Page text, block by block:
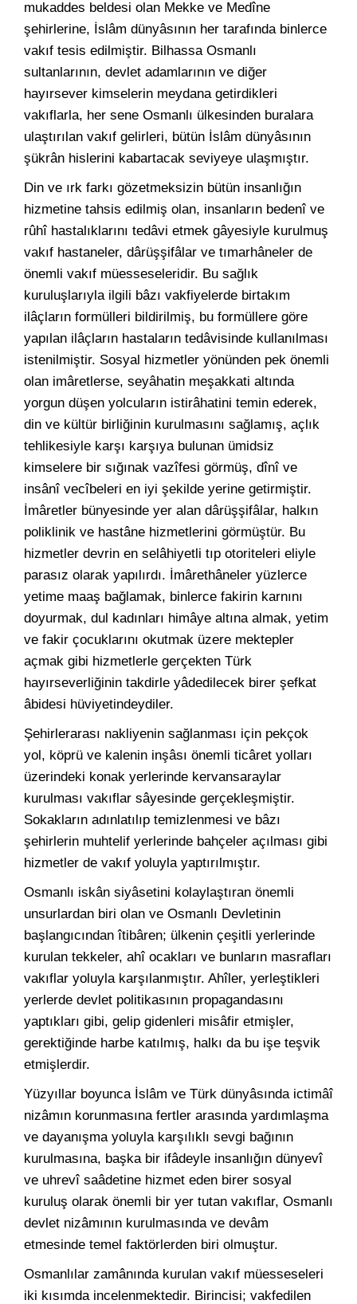
mukaddes beldesi olan Mekke ve Medîne
şehirlerine, İslâm dünyâsının her tarafında binlerce
vakıf tesis edilmiştir. Bilhassa Osmanlı
sultanlarının, devlet adamlarının ve diğer
hayırsever kimselerin meydana getirdikleri
vakıflarla, her sene Osmanlı ülkesinden buralara
ulaştırılan vakıf gelirleri, bütün İslâm dünyâsının
şükrân hislerini kabartacak seviyeye ulaşmıştır.
Din ve ırk farkı gözetmeksizin bütün insanlığın
hizmetine tahsis edilmiş olan, insanların bedenî ve
rûhî hastalıklarını tedâvi etmek gâyesiyle kurulmuş
vakıf hastaneler, dârüşşifâlar ve tımarhâneler de
önemli vakıf müesseseleridir. Bu sağlık
kuruluşlarıyla ilgili bâzı vakfiyelerde birtakım
ilâçların formülleri bildirilmiş, bu formüllere göre
yapılan ilâçların hastaların tedâvisinde kullanılması
istenilmiştir. Sosyal hizmetler yönünden pek önemli
olan imâretlerse, seyâhatin meşakkati altında
yorgun düşen yolcuların istirâhatini temin ederek,
din ve kültür birliğinin kurulmasını sağlamış, açlık
tehlikesiyle karşı karşıya bulunan ümidsiz
kimselere bir sığınak vazîfesi görmüş, dînî ve
insânî vecîbeleri en iyi şekilde yerine getirmiştir.
İmâretler bünyesinde yer alan dârüşşifâlar, halkın
poliklinik ve hastâne hizmetlerini görmüştür. Bu
hizmetler devrin en selâhiyetli tıp otoriteleri eliyle
parasız olarak yapılırdı. İmârethâneler yüzlerce
yetime maaş bağlamak, binlerce fakirin karnını
doyurmak, dul kadınları himâye altına almak, yetim
ve fakir çocuklarını okutmak üzere mektepler
açmak gibi hizmetlerle gerçekten Türk
hayırseverliğinin takdirle yâdedilecek birer şefkat
âbidesi hüviyetindeydiler.
Şehirlerarası nakliyenin sağlanması için pekçok
yol, köprü ve kalenin inşâsı önemli ticâret yolları
üzerindeki konak yerlerinde kervansaraylar
kurulması vakıflar sâyesinde gerçekleşmiştir.
Sokakların adınlatılıp temizlenmesi ve bâzı
şehirlerin muhtelif yerlerinde bahçeler açılması gibi
hizmetler de vakıf yoluyla yaptırılmıştır.
Osmanlı iskân siyâsetini kolaylaştıran önemli
unsurlardan biri olan ve Osmanlı Devletinin
başlangıcından îtibâren; ülkenin çeşitli yerlerinde
kurulan tekkeler, ahî ocakları ve bunların masrafları
vakıflar yoluyla karşılanmıştır. Ahîler, yerleştikleri
yerlerde devlet politikasının propagandasını
yaptıkları gibi, gelip gidenleri misâfir etmişler,
gerektiğinde harbe katılmış, halkı da bu işe teşvik
etmişlerdir.
Yüzyıllar boyunca İslâm ve Türk dünyâsında ictimâî
nizâmın korunmasına fertler arasında yardımlaşma
ve dayanışma yoluyla karşılıklı sevgi bağının
kurulmasına, başka bir ifâdeyle insanlığın dünyevî
ve uhrevî saâdetine hizmet eden birer sosyal
kuruluş olarak önemli bir yer tutan vakıflar, Osmanlı
devlet nizâmının kurulmasında ve devâm
etmesinde temel faktörlerden biri olmuştur.
Osmanlılar zamânında kurulan vakıf müesseseleri
iki kısımda incelenmektedir. Birincisi; vakfedilen